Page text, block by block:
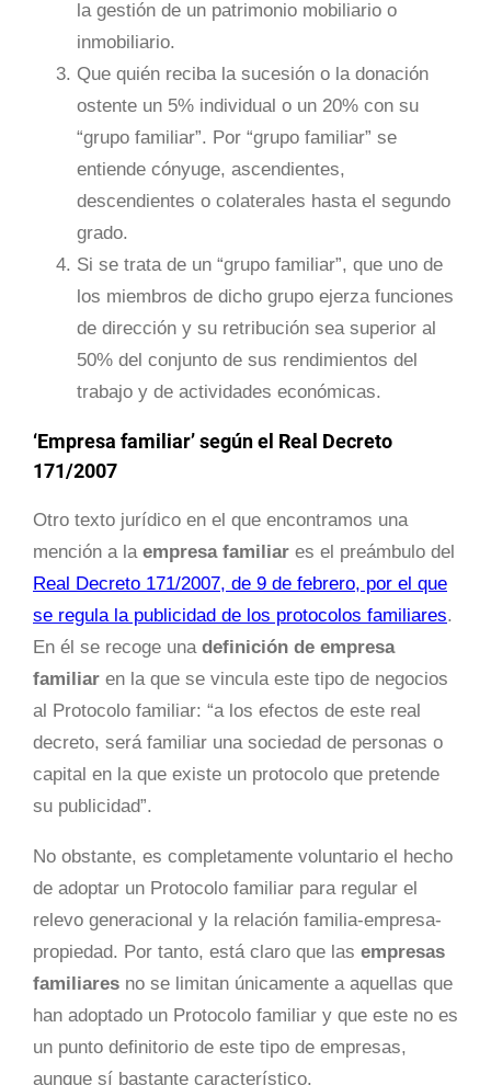
la gestión de un patrimonio mobiliario o
inmobiliario.
Que quién reciba la sucesión o la donación
ostente un 5% individual o un 20% con su
“grupo familiar”. Por “grupo familiar” se
entiende cónyuge, ascendientes,
descendientes o colaterales hasta el segundo
grado.
Si se trata de un “grupo familiar”, que uno de
los miembros de dicho grupo ejerza funciones
de dirección y su retribución sea superior al
50% del conjunto de sus rendimientos del
trabajo y de actividades económicas.
‘Empresa familiar’ según el Real Decreto
171/2007
Otro texto jurídico en el que encontramos una
mención a la empresa familiar es el preámbulo del
Real Decreto 171/2007, de 9 de febrero, por el que
se regula la publicidad de los protocolos familiares.
En él se recoge una definición de empresa
familiar en la que se vincula este tipo de negocios
al Protocolo familiar: “a los efectos de este real
decreto, será familiar una sociedad de personas o
capital en la que existe un protocolo que pretende
su publicidad”.
No obstante, es completamente voluntario el hecho
de adoptar un Protocolo familiar para regular el
relevo generacional y la relación familia-empresa-
propiedad. Por tanto, está claro que las empresas
familiares no se limitan únicamente a aquellas que
han adoptado un Protocolo familiar y que este no es
un punto definitorio de este tipo de empresas,
aunque sí bastante característico.